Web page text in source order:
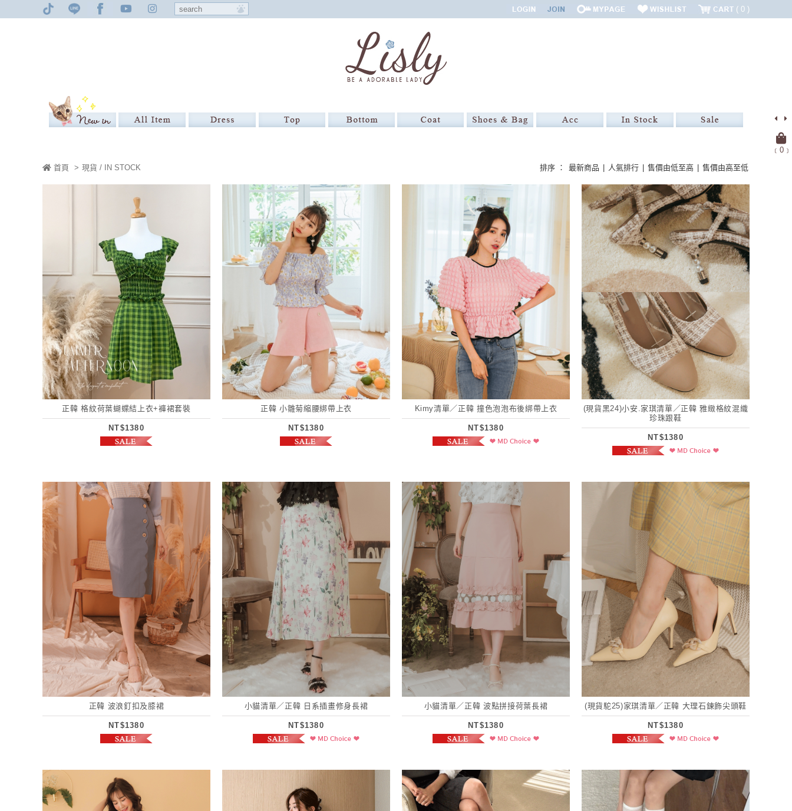
0
﹝ 0﹞
首頁
> 現貨 / IN STOCK 排序 ： 最新商品 人氣排行 售價由低至高 售價由高至低
正韓 格紋荷葉蝴蝶結上衣+褲裙套裝
NT$1380
正韓 小雛菊縮腰綁帶上衣
NT$1380
Kimy清單／正韓 撞色泡泡布後綁帶上衣
NT$1380
(現貨黑24)小安.家琪清單／正韓 雅緻格紋混織
珍珠跟鞋
NT$1380
正韓 波浪釘扣及膝裙
NT$1380
小貓清單／正韓 日系插畫修身長裙
NT$1380
小貓清單／正韓 波點拼接荷葉長裙
NT$1380
(現貨駝25)家琪清單／正韓 大理石鍊飾尖頭鞋
NT$1380